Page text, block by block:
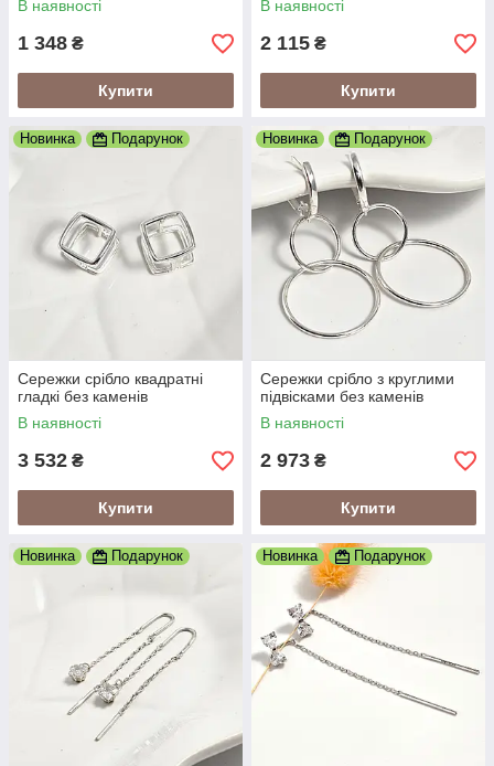
В наявності
1 348 ₴
Купити
В наявності
2 115 ₴
Купити
Новинка Подарунок
Сережки срібло квадратні
гладкі без каменів
В наявності
3 532 ₴
Купити
Новинка Подарунок
Сережки срібло з круглими
підвісками без каменів
В наявності
2 973 ₴
Купити
Новинка Подарунок Новинка Подарунок